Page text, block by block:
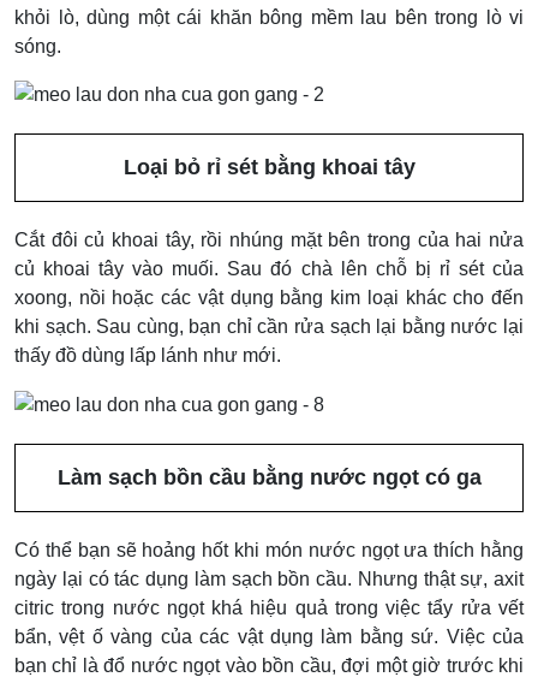
khỏi lò, dùng một cái khăn bông mềm lau bên trong lò vi
sóng.
Loại bỏ rỉ sét bằng khoai tây
Cắt đôi củ khoai tây, rồi nhúng mặt bên trong của hai nửa
củ khoai tây vào muối. Sau đó chà lên chỗ bị rỉ sét của
xoong, nồi hoặc các vật dụng bằng kim loại khác cho đến
khi sạch. Sau cùng, bạn chỉ cần rửa sạch lại bằng nước lại
thấy đồ dùng lấp lánh như mới.
Làm sạch bồn cầu bằng nước ngọt có ga
Có thể bạn sẽ hoảng hốt khi món nước ngọt ưa thích hằng
ngày lại có tác dụng làm sạch bồn cầu. Nhưng thật sự, axit
citric trong nước ngọt khá hiệu quả trong việc tẩy rửa vết
bẩn, vệt ố vàng của các vật dụng làm bằng sứ. Việc của
bạn chỉ là đổ nước ngọt vào bồn cầu, đợi một giờ trước khi